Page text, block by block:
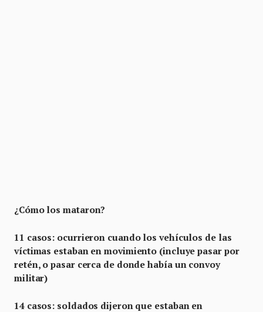
¿Cómo los mataron?
11 casos: ocurrieron cuando los vehículos de las
víctimas estaban en movimiento (incluye pasar por
retén, o pasar cerca de donde había un convoy
militar)
14 casos: soldados dijeron que estaban en